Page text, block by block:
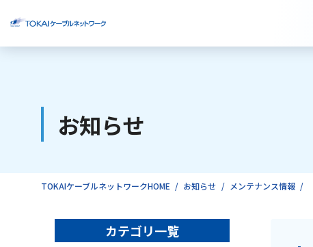
ご利用中のお客様
お知らせ
TOKAIケーブルネットワークHOME お知らせ メンテナンス情報
カテゴリ一覧